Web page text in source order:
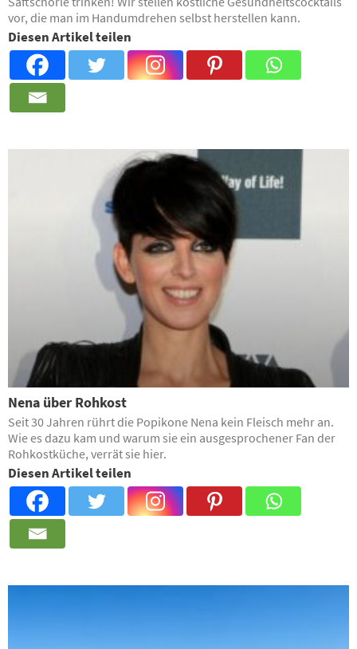
vor, die man im Handumdrehen selbst herstellen kann.
Diesen Artikel teilen
Nena über Rohkost
Seit 30 Jahren rührt die Popikone Nena kein Fleisch mehr an.
Wie es dazu kam und warum sie ein ausgesprochener Fan der
Rohkostküche, verrät sie hier.
Diesen Artikel teilen